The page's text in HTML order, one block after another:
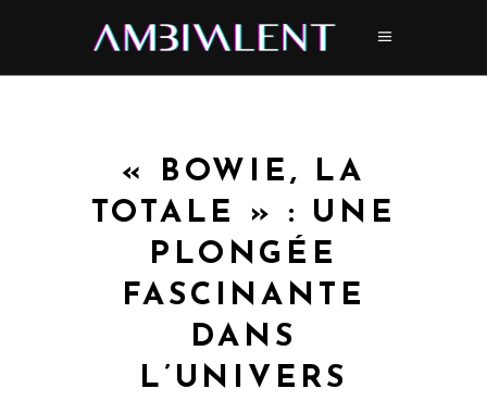
« BOWIE, LA
TOTALE » : UNE
PLONGÉE
FASCINANTE
DANS
L’UNIVERS